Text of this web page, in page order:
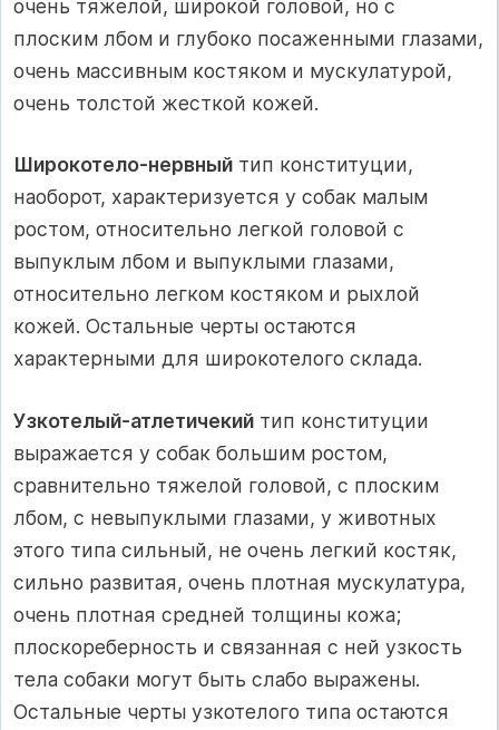
очень тяжелой, широкой головой, но с
плоским лбом и глубоко посаженными глазами,
очень массивным костяком и мускулатурой,
очень толстой жесткой кожей.
Широкотело-нервный тип конституции,
наоборот, характеризуется у собак малым
ростом, относительно легкой головой с
выпуклым лбом и выпуклыми глазами,
относительно легком костяком и рыхлой
кожей. Остальные черты остаются
характерными для широкотелого склада.
Узкотелый-атлетичекий тип конституции
выражается у собак большим ростом,
сравнительно тяжелой головой, с плоским
лбом, с невыпуклыми глазами, у животных
этого типа сильный, не очень легкий костяк,
сильно развитая, очень плотная мускулатура,
очень плотная средней толщины кожа;
плоскореберность и связанная с ней узкость
тела собаки могут быть слабо выражены.
Остальные черты узкотелого типа остаются